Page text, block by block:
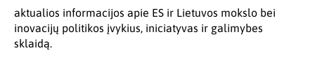
aktualios informacijos apie ES ir Lietuvos mokslo bei
inovacijų politikos įvykius, iniciatyvas ir galimybes
sklaidą.